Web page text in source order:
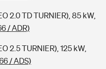
2.0 TD TURNIER), 85 kW,
/ ADR)
2.5 TURNIER), 125 kW,
/ ADS)